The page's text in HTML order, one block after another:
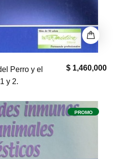
$ 1,460,000
Perro y el
y 2.
PROMO